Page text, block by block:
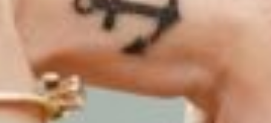
30代女性×女性のカップルブログ